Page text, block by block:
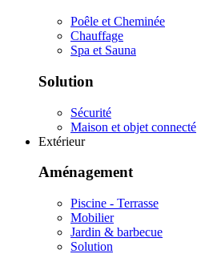
Poêle et Cheminée
Chauffage
Spa et Sauna
Solution
Sécurité
Maison et objet connecté
Extérieur
Aménagement
Piscine - Terrasse
Mobilier
Jardin & barbecue
Solution